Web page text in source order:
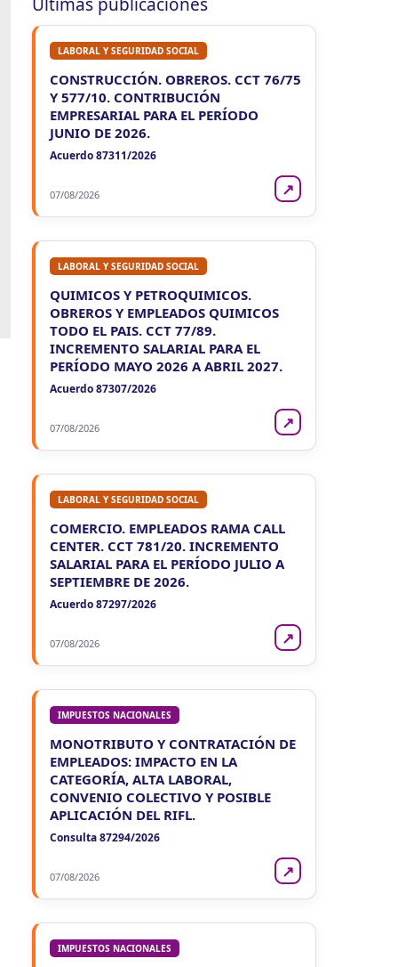
Últimas publicaciones
LABORAL Y SEGURIDAD SOCIAL
CONSTRUCCIÓN. OBREROS. CCT 76/75
Y 577/10. CONTRIBUCIÓN
EMPRESARIAL PARA EL PERÍODO
JUNIO DE 2026.
Acuerdo 87311/2026
07/08/2026 ↗
LABORAL Y SEGURIDAD SOCIAL
QUIMICOS Y PETROQUIMICOS.
OBREROS Y EMPLEADOS QUIMICOS
TODO EL PAIS. CCT 77/89.
INCREMENTO SALARIAL PARA EL
PERÍODO MAYO 2026 A ABRIL 2027.
Acuerdo 87307/2026
07/08/2026 ↗
LABORAL Y SEGURIDAD SOCIAL
COMERCIO. EMPLEADOS RAMA CALL
CENTER. CCT 781/20. INCREMENTO
SALARIAL PARA EL PERÍODO JULIO A
SEPTIEMBRE DE 2026.
Acuerdo 87297/2026
07/08/2026 ↗
IMPUESTOS NACIONALES
MONOTRIBUTO Y CONTRATACIÓN DE
EMPLEADOS: IMPACTO EN LA
CATEGORÍA, ALTA LABORAL,
CONVENIO COLECTIVO Y POSIBLE
APLICACIÓN DEL RIFL.
Consulta 87294/2026
07/08/2026 ↗
IMPUESTOS NACIONALES